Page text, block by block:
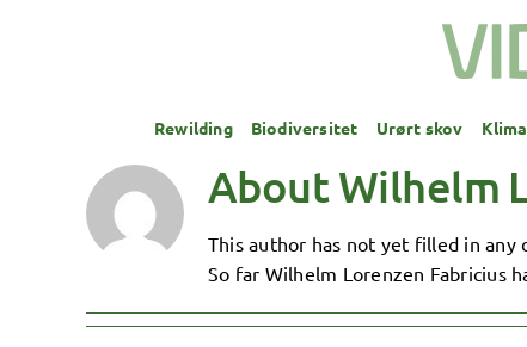
Rewilding Biodiversitet Urørt skov Klima
AboutWilhelm
This author has not yet filled in any
So far Wilhelm Lorenzen Fabricius